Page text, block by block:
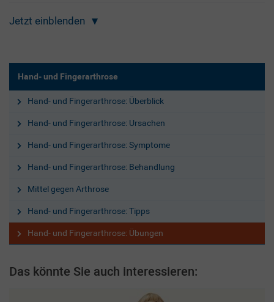
Jetzt einblenden
Hand- und Fingerarthrose
Hand- und Fingerarthrose: Überblick
Hand- und Fingerarthrose: Ursachen
Hand- und Fingerarthrose: Symptome
Hand- und Fingerarthrose: Behandlung
Mittel gegen Arthrose
Hand- und Fingerarthrose: Tipps
Hand- und Fingerarthrose: Übungen
Das könnte Sie auch interessieren: